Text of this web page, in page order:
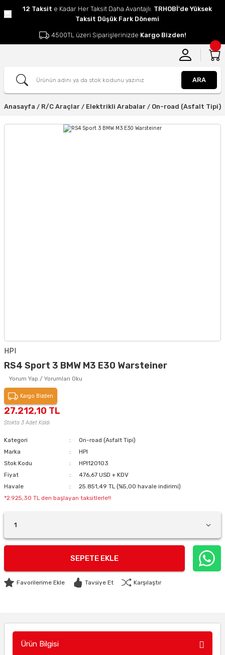
12 Taksit e Kadar Her Taksit Daha Avantajlı. TRHOBİ'de Yüksek
Taksit Düşük Fark Dönemi
4500TL üzeri Siparişlerinizde Kargo Bizden!
ARA
Anasayfa R/C Araçlar Elektrikli Arabalar On-road (Asfalt Tipi)
HPI
RS4 Sport 3 BMW M3 E30 Warsteiner
Yorum Yap / Yorumları Oku
Kargo Bizden
27.212,10 TL
Stokta 3 Adet Kaldı
Kategori
On-road (Asfalt Tipi)
Marka
HPI
Stok Kodu
HPI120103
Fiyat
476,67 USD + KDV
Havale
25.851,49 TL (%5,00 havale indirimi)
*2.925,30 TL den başlayan taksitlerle!!
SEPETE EKLE
Tavsiye Et Karşılaştır
Ürün Bilgisi